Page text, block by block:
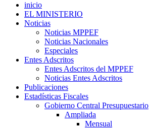
inicio
EL MINISTERIO
Noticias
Noticias MPPEF
Noticias Nacionales
Especiales
Entes Adscritos
Entes Adscritos del MPPEF
Noticias Entes Adscritos
Publicaciones
Estadísticas Fiscales
Gobierno Central Presupuestario
Ampliada
Mensual